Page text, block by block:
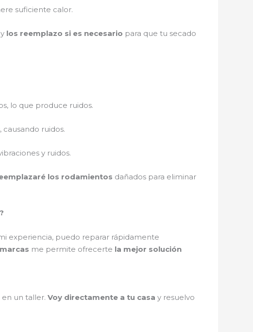
suficiente calor.
los reemplazo si es necesario para que tu secado
lo que produce ruidos.
ruidos.
y ruidos.
los rodamientos dañados para eliminar
mi experiencia, puedo reparar rápidamente
me permite ofrecerte la mejor solución
un taller. Voy directamente a tu casa y resuelvo